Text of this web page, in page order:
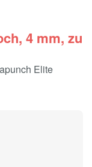
4 mm, zu
Elite